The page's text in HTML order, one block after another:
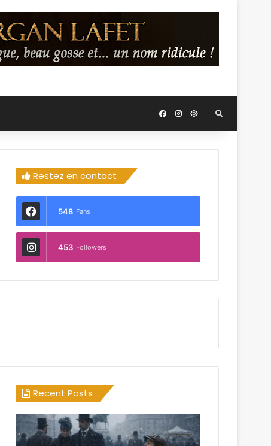
Restez en contact
548 Fans
453 Followers
Recent Posts